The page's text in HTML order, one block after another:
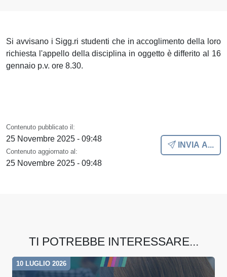
Si avvisano i Sigg.ri studenti che in accoglimento della loro
richiesta l'appello della disciplina in oggetto è differito al 16
gennaio p.v. ore 8.30.
Contenuto pubblicato il:
25 Novembre 2025 - 09:48
Contenuto aggiornato al:
25 Novembre 2025 - 09:48
INVIA A...
TI POTREBBE INTERESSARE...
10 LUGLIO 2026